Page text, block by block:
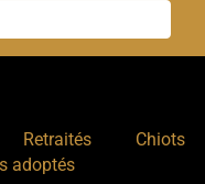
Retraités
Chiots
adoptés